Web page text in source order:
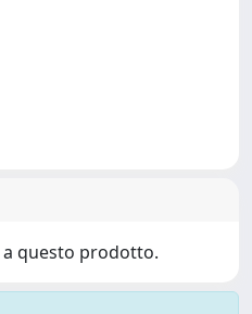
questo prodotto.